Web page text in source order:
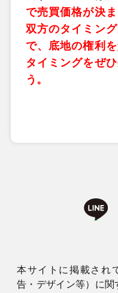
で売買価格が決
双方のタイミン
で、底地の権利
タイミングをぜ
う。
本サイトに掲載され
告・デザイン等）に